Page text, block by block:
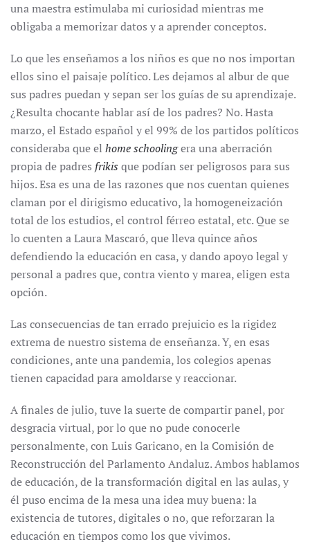
una maestra estimulaba mi curiosidad mientras me
obligaba a memorizar datos y a aprender conceptos.
Lo que les enseñamos a los niños es que no nos importan
ellos sino el paisaje político. Les dejamos al albur de que
sus padres puedan y sepan ser los guías de su aprendizaje.
¿Resulta chocante hablar así de los padres? No. Hasta
marzo, el Estado español y el 99% de los partidos políticos
consideraba que el home schoolingera una aberración
propia de padres frikis que podían ser peligrosos para sus
hijos. Esa es una de las razones que nos cuentan quienes
claman por el dirigismo educativo, la homogeneización
total de los estudios, el control férreo estatal, etc. Que se
lo cuenten a Laura Mascaró, que lleva quince años
defendiendo la educación en casa, y dando apoyo legal y
personal a padres que, contra viento y marea, eligen esta
opción.
Las consecuencias de tan errado prejuicio es la rigidez
extrema de nuestro sistema de enseñanza. Y, en esas
condiciones, ante una pandemia, los colegios apenas
tienen capacidad para amoldarse y reaccionar.
A finales de julio, tuve la suerte de compartir panel, por
desgracia virtual, por lo que no pude conocerle
personalmente, con Luis Garicano, en la Comisión de
Reconstrucción del Parlamento Andaluz. Ambos hablamos
de educación, de la transformación digital en las aulas, y
él puso encima de la mesa una idea muy buena: la
existencia de tutores, digitales o no, que reforzaran la
educación en tiempos como los que vivimos.